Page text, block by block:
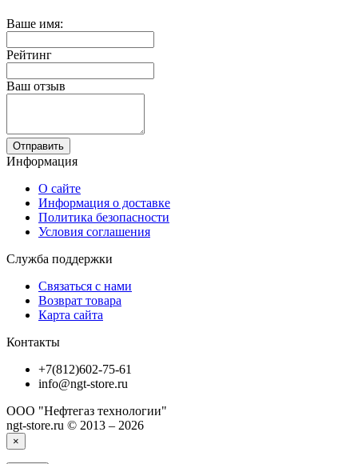
Ваше имя:
Рейтинг
Ваш отзыв
Отправить
Информация
О сайте
Информация о доставке
Политика безопасности
Условия соглашения
Служба поддержки
Связаться с нами
Возврат товара
Карта сайта
Контакты
+7(812)602-75-61
info@ngt-store.ru
ООО "Нефтегаз технологии"
ngt-store.ru © 2013 – 2026
×